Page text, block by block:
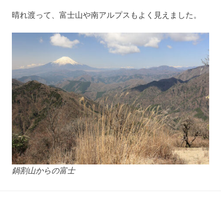
晴れ渡って、富士山や南アルプスもよく見えました。
鍋割山からの富士